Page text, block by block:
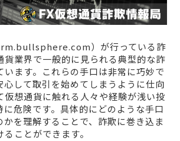
）が行っている詐
貨業界で一般的に見られる典型的な詐
います。これらの手口は非常に巧妙で
心して取引を始めてしまうように仕向
仮想通貨に触れる人々や経験が浅い投
に危険です。具体的にどのような手口
かを理解することで、詐欺に巻き込ま
ことができます。